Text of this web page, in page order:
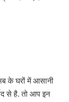
के घरों में आसानी
से है. तो आप इन